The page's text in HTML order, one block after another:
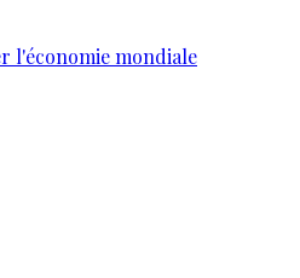
l'économie mondiale